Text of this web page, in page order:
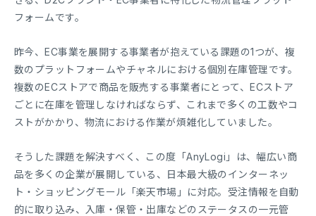
フォームです。
昨今、EC事業を展開する事業者が抱えている課題の1つが、複
数のプラットフォームやチャネルにおける個別在庫管理です。
複数のECストアで商品を販売する事業者にとって、ECストア
ごとに在庫を管理しなければならず、これまで多くの工数やコ
ストがかかり、物流における作業が煩雑化していました。
そうした課題を解決すべく、この度「AnyLogi」は、幅広い商
品を多くの企業が展開している、日本最大級のインターネッ
ト・ショッピングモール「楽天市場」に対応。受注情報を自動
的に取り込み、入庫・保管・出庫などのステータスの一元管